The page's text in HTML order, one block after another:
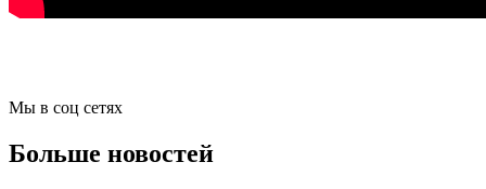
Мы в соц сетях
Больше новостей